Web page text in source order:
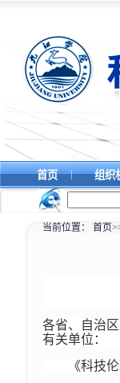
首页 | 组织
当前位置： 首页
各省、自治
有关单位：
《科技